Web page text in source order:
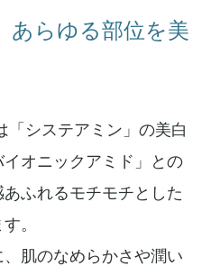
あらゆる部位を美
「システアミン」の美白
オニックアミド」との
ふれるモチモチとした
。
肌のなめらかさや潤い